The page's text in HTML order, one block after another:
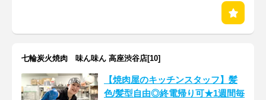
七輪炭火焼肉 味ん味ん 高座渋谷店[10]
【焼肉屋のキッチンスタッフ】髪
色/髪型自由◎終電帰り可★1週間毎